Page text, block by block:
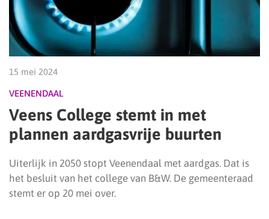
15 mei 2024
VEENENDAAL
Veens College stemt in met
plannen aardgasvrije buurten
Uiterlijk in 2050 stopt Veenendaal met aardgas. Dat is
het besluit van het college van B&W. De gemeenteraad
stemt er op 20 mei over.